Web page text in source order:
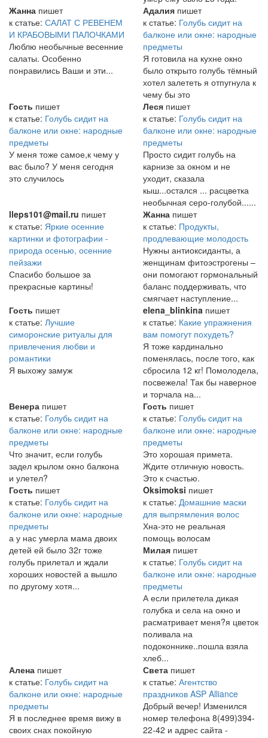
Жанна пишет
к статье: САЛАТ С РЕВЕНЕМ
И КРАБОВЫМИ ПАЛОЧКАМИ
Люблю необычные весенние
салаты. Особенно
понравились Ваши и эти...
Адалия пишет
к статье: Голубь сидит на
балконе или окне: народные
предметы
Я готовила на кухне окно
было открыто голубь тёмный
хотел залететь я отпугнула к
чему бы это
Гость пишет
к статье: Голубь сидит на
балконе или окне: народные
предметы
У меня тоже самое,к чему у
вас было? У меня сегодня
это случилось
Леся пишет
к статье: Голубь сидит на
балконе или окне: народные
предметы
Просто сидит голубь на
карнизе за окном и не
уходит, сказала
кыш...остался ... расцветка
необычная серо-голубой......
lleps101@mail.ru пишет
к статье: Яркие осенние
картинки и фотографии -
природа осенью, осенние
пейзажи
Спасибо большое за
прекрасные картины!
Жанна пишет
к статье: Продукты,
продлевающие молодость
Нужны антиоксиданты, а
женщинам фитоэстрогены –
они помогают гормональный
баланс поддерживать, что
смягчает наступление...
Гость пишет
к статье: Лучшие
симоронские ритуалы для
привлечения любви и
романтики
Я выхожу замуж
elena_blinkina пишет
к статье: Какие упражнения
вам помогут похудеть?
Я тоже кардинально
поменялась, после того, как
сбросила 12 кг! Помолодела,
посвежела! Так бы наверное
и торчала на...
Венера пишет
к статье: Голубь сидит на
балконе или окне: народные
предметы
Что значит, если голубь
задел крылом окно балкона
и улетел?
Гость пишет
к статье: Голубь сидит на
балконе или окне: народные
предметы
Это хорошая примета.
Ждите отличную новость.
Это к счастью.
Гость пишет
к статье: Голубь сидит на
балконе или окне: народные
предметы
а у нас умерла мама двоих
детей ей было 32г тоже
голубь прилетал и ждали
хороших новостей а вышло
по другому хотя...
Oksimoksi пишет
к статье: Домашние маски
для выпрямления волос
Хна-это не реальная
помощь волосам
Милая пишет
к статье: Голубь сидит на
балконе или окне: народные
предметы
А если прилетела дикая
голубка и села на окно и
расматривает меня?я цветок
поливала на
подоконнике..пошла взяла
хлеб...
Алена пишет
к статье: Голубь сидит на
балконе или окне: народные
предметы
Я в последнее время вижу в
своих снах покойную
Света пишет
к статье: Агентство
праздников ASP Alliance
Добрый вечер! Изменился
номер телефона 8(499)394-
22-42 и адрес сайта -